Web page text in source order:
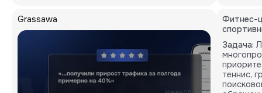
Grassawa
Фитнес-
Задача:
теннис,